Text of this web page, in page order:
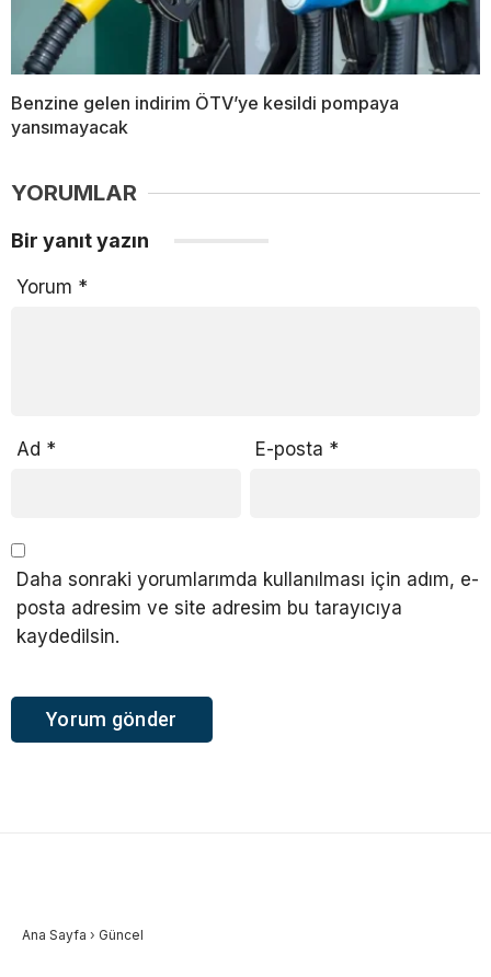
Benzine gelen indirim ÖTV’ye kesildi pompaya
yansımayacak
YORUMLAR
Bir yanıt yazın
Yorum *
Ad * E-posta *
Daha sonraki yorumlarımda kullanılması için adım, e-
posta adresim ve site adresim bu tarayıcıya
kaydedilsin.
Ana Sayfa › Güncel